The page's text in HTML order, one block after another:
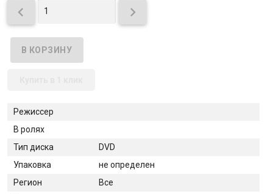
 
Режиссер
В ролях
Тип диска
DVD
Упаковка
не определен
Регион
Все